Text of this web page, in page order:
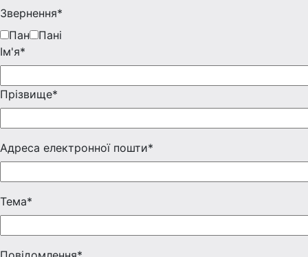
Звернення*
Пан
Пані
Iм'я*
Прізвище*
Адреса електронної пошти*
Тема*